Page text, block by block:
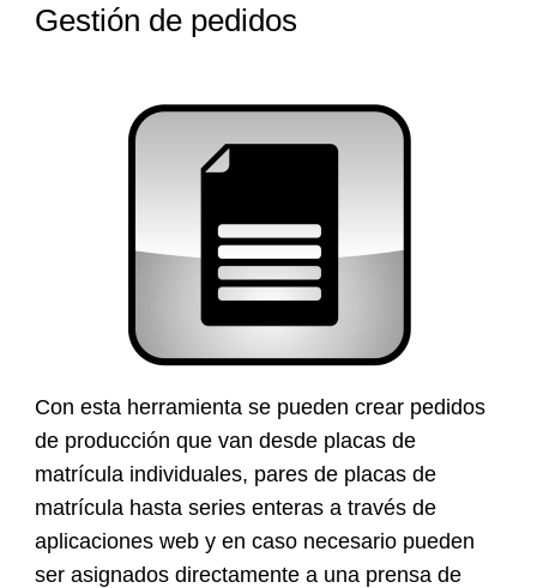
Gestión de pedidos
Con esta herramienta se pueden crear pedidos
de producción que van desde placas de
matrícula individuales, pares de placas de
matrícula hasta series enteras a través de
aplicaciones web y en caso necesario pueden
ser asignados directamente a una prensa de